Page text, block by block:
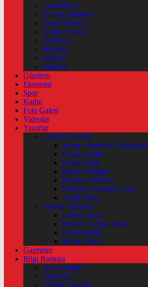
Canlı Borsa
Namaz Vakitleri
Puan Durumu
Kripto Paralar
Dövizler
Hisseler
Altınlar
Pariteler
Gündem
Ekonomi
Spor
Kadın
Foto Galeri
Videolar
Yazarlar
Güncel Yazarlar
Şeyma Karateke (Başyazar)
Erkan Çakıllı
Hakan Akın
Metin Özdoğan
Mustafa Düzenli
Prof Dr. Ramazan Abay
Yusuf Bolat
Ayrılan Yazarlar
Gülten Abacı
Mustafa Kemal Yonat
Neval Kütük
Şirvan Yüce
Gazeteler
Bilgi Bankası
Nasıl Yapılır
Faydaları
Yemek Tarifleri